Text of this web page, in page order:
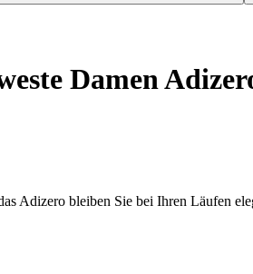
Damen
Adizero bleiben Sie bei Ihren Läufen